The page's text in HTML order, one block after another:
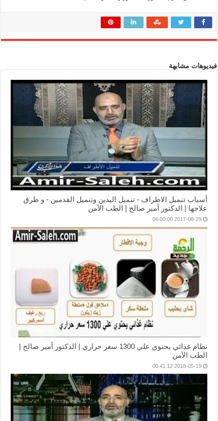
فيديوهات مشابهة
أسباب تنميل الاطراف - تنميل اليدين وتنميل القدمين - و طرق
علاجها | الدكتور أمير صالح | الطب الآمن
2017-08-29 06:00:00
نظام غذائي يحتوي علي 1300 سعر حراري | الدكتور أمير صالح |
الطب الآمن
2018-05-19 00:41:12